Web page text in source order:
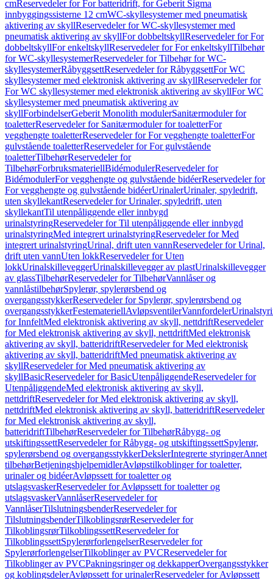
cmReservedeler for For batteridrift, for Geberit Sigma
innbyggingssisterne 12 cmWC-skyllesystemer med pneumatisk
aktivering av skyllReservedeler for WC-skyllesystemer med
pneumatisk aktivering av skyllFor dobbeltskyllReservedeler for For
dobbeltskyllFor enkeltskyllReservedeler for For enkeltskyllTilbehør
for WC-skyllesystemerReservedeler for Tilbehør for WC-
skyllesystemerRåbyggsettReservedeler for RåbyggsettFor WC
skyllesystemer med elektronisk aktivering av skyllReservedeler for
For WC skyllesystemer med elektronisk aktivering av skyllFor WC
skyllesystemer med pneumatisk aktivering av
skyllForbindelserGeberit Monolith modulerSanitærmoduler for
toaletterReservedeler for Sanitærmoduler for toaletterFor
vegghengte toaletterReservedeler for For vegghengte toaletterFor
gulvstående toaletterReservedeler for For gulvstående
toaletterTilbehørReservedeler for
TilbehørForbruksmateriellBidémodulerReservedeler for
BidémodulerFor vegghengte og gulvstående bidéerReservedeler for
For vegghengte og gulvstående bidéerUrinalerUrinaler, spyledrift,
uten skyllekantReservedeler for Urinaler, spyledrift, uten
skyllekantTil utenpåliggende eller innbygd
urinalstyringReservedeler for Til utenpåliggende eller innbygd
urinalstyringMed integrert urinalstyringReservedeler for Med
integrert urinalstyringUrinal, drift uten vannReservedeler for Urinal,
drift uten vannUten lokkReservedeler for Uten
lokkUrinalskilleveggerUrinalskillevegger av plastUrinalskillevegger
av glassTilbehørReservedeler for TilbehørVannlåser og
vannlåstilbehørSpylerør, spylerørsbend og
overgangsstykkerReservedeler for Spylerør, spylerørsbend og
overgangsstykkerFestemateriellAvløpsventilerVannfordeler
for InnfeltMed elektronisk aktivering av skyll, nettdriftReservedeler
for Med elektronisk aktivering av skyll, nettdriftMed elektronisk
aktivering av skyll, batteridriftReservedeler for Med elektronisk
aktivering av skyll, batteridriftMed pneumatisk aktivering av
skyllReservedeler for Med pneumatisk aktivering av
skyllBasicReservedeler for BasicUtenpåliggendeReservedeler for
UtenpåliggendeMed elektronisk aktivering av skyll,
nettdriftReservedeler for Med elektronisk aktivering av skyll,
nettdriftMed elektronisk aktivering av skyll, batteridriftReservedeler
for Med elektronisk aktivering av skyll,
batteridriftTilbehørReservedeler for TilbehørRåbygg- og
utskiftingssettReservedeler for Råbygg- og utskiftingssettSpylerør,
spylerørsbend og overgangsstykkerDekslerIntegrerte styringerAnnet
tilbehørBetjeningshjelpemidlerAvløpstilkoblinger for toaletter,
urinaler og bidéerAvløpssett for toaletter og
utslagsvaskerReservedeler for Avløpssett for toaletter og
utslagsvaskerVannlåserReservedeler for
VannlåserTilslutningsbenderReservedeler for
TilslutningsbenderTilkoblingsrørReservedeler for
TilkoblingsrørTilkoblingssettReservedeler for
TilkoblingssettSpylerørforlengelserReservedeler for
SpylerørforlengelserTilkoblinger av PVCReservedeler for
Tilkoblinger av PVCPakningsringer og dekkapperOvergangsstykker
og koblingsdelerAvløpssett for urinalerReservedeler for Avløpssett